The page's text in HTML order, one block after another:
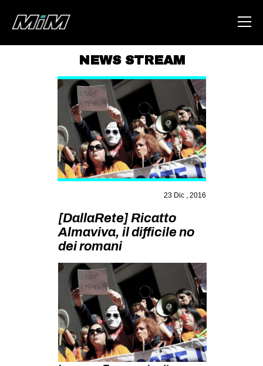
ABOUT
AREA
DEGENERAZIONE
GAZA FREESTYLE
STUDENTI TSUNAMI
MILANO
MOBILITAZIONI
SPAZI
SPORT POPOLARE
MOVIMENTI
NEWS STREAM
23 Dic , 2016
[DallaRete] Ricatto
Almaviva, il difficile no
dei romani